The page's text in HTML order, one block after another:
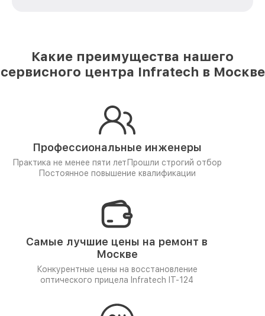
Какие преимущества нашего
сервисного центра Infratech в Москве
Профессиональные инженеры
Практика не менее пяти лет Прошли строгий отбор
Постоянное повышение квалификации
Самые лучшие цены на ремонт в
Москве
Конкурентные цены на восстановление
оптического прицела Infratech IT-124